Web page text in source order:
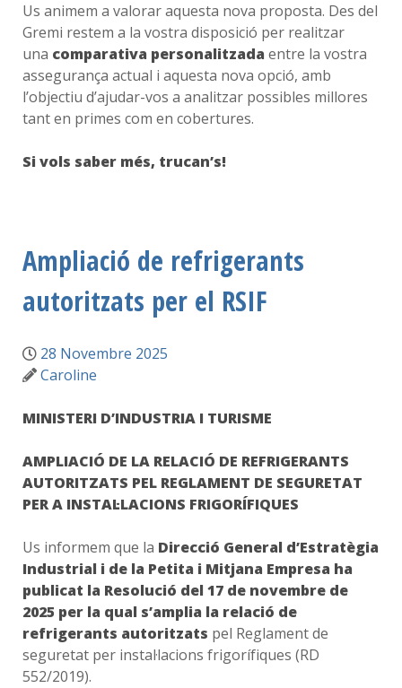
Us animem a valorar aquesta nova proposta. Des del
Gremi restem a la vostra disposició per realitzar
una comparativa personalitzada entre la vostra
assegurança actual i aquesta nova opció, amb
l’objectiu d’ajudar-vos a analitzar possibles millores
tant en primes com en cobertures.
Si vols saber més, trucan’s!
Ampliació de refrigerants
autoritzats per el RSIF
28 Novembre 2025
Caroline
MINISTERI D’INDUSTRIA I TURISME
AMPLIACIÓ DE LA RELACIÓ DE REFRIGERANTS
AUTORITZATS PEL REGLAMENT DE SEGURETAT
PER A INSTAL·LACIONS FRIGORÍFIQUES
Us informem que la Direcció General d’Estratègia
Industrial i de la Petita i Mitjana Empresa ha
publicat la Resolució del 17 de novembre de
2025 per la qual s’amplia la relació de
refrigerants autoritzats pel Reglament de
seguretat per instal·lacions frigorífiques (RD
552/2019).